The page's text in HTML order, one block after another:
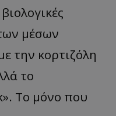
μέσων
την κορτιζόλη
το
Το μόνο που